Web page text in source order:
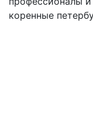
коренные